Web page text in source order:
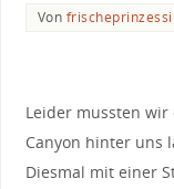
Von
Leider mussten
Canyon hinter uns
Diesmal mit einer